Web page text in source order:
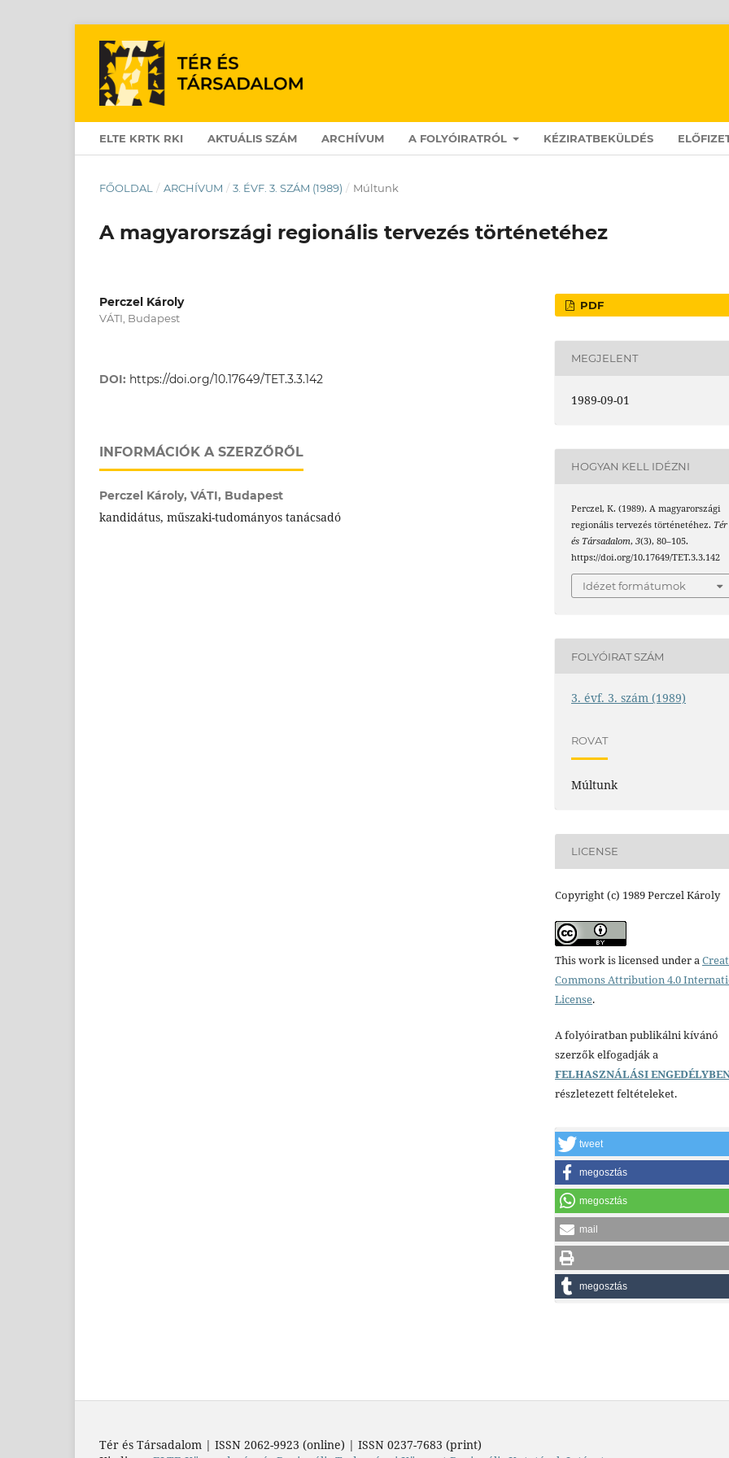
ELTE KRTK RKI AKTUÁLIS SZÁM ARCHÍVUM A FOLYÓIRATRÓL KÉZIRATBEKÜLDÉS
FŐOLDAL / ARCHÍVUM / 3. ÉVF. 3. SZÁM (1989) / Múltunk
A magyarországi regionális tervezés történetéhez
Perczel Károly
VÁTI, Budapest
DOI: https://doi.org/10.17649/TET.3.3.142
INFORMÁCIÓK A SZERZŐRŐL
Perczel Károly, VÁTI, Budapest
kandidátus, műszaki-tudományos tanácsadó
PDF
MEGJELENT
1989-09-01
HOGYAN KELL IDÉZNI
Perczel, K. (1989). A magyarországi
regionális tervezés történetéhez. Tér
és Társadalom,3(3), 80–105.
https://doi.org/10.17649/TET.3.3.142
Idézet formátumok
FOLYÓIRAT SZÁM
3. évf. 3. szám (1989)
ROVAT
Múltunk
LICENSE
Copyright (c) 1989 Perczel Károly
This work is licensed under a
Commons Attribution 4.0
License.
A folyóiratban publikálni kívánó
szerzők elfogadják a
FELHASZNÁLÁSI
részletezett feltételeket.
tweet
megosztás
megosztás
mail
megosztás
Tér és Társadalom | ISSN 2062-9923 (online) | ISSN 0237-7683 (print)